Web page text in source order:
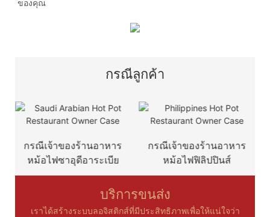
ของคุณ
กรณีลูกค้า
กรณีเจ้าของร้านอาหาร
หม้อไฟซาอุดีอาระเบีย
กรณีเจ้าของร้านอาหาร
หม้อไฟฟิลิปปินส์
บริการขนส่ง
เราได้สร้างระบบลอจิสติกส์ที่มีประสิทธิภาพเพื่อให้แน่ใจว่า